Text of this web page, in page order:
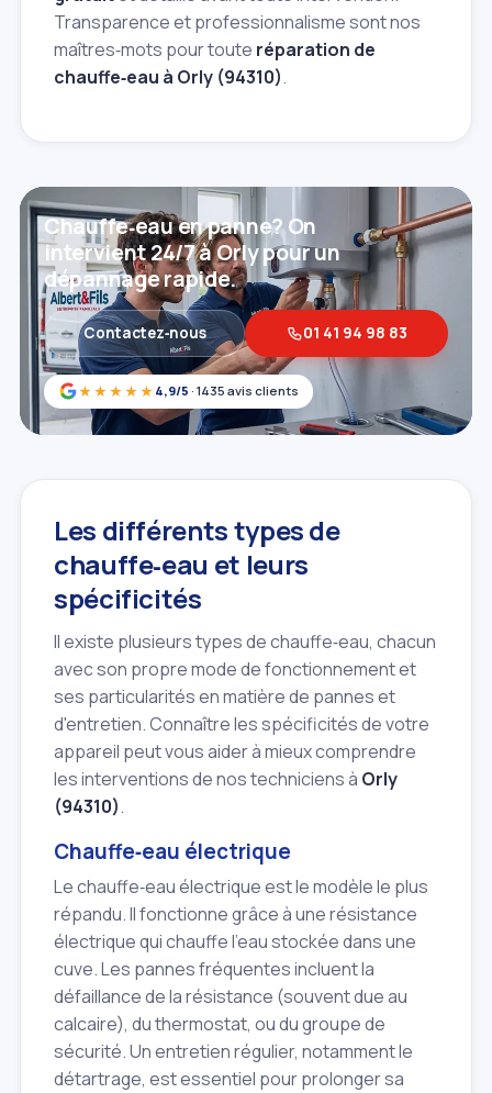
Transparence et professionnalisme sont nos
maîtres‑mots pour toute réparation de
chauffe‑eau à Orly (94310).
★★★★★ 4,9/5 · 1435 avis clients
Chauffe‑eau en panne? On
intervient 24/7 à Orly pour un
dépannage rapide.
Contactez‑nous 01 41 94 98 83
Les différents types de
chauffe‑eau et leurs
spécificités
Il existe plusieurs types de chauffe‑eau, chacun
avec son propre mode de fonctionnement et
ses particularités en matière de pannes et
d'entretien. Connaître les spécificités de votre
appareil peut vous aider à mieux comprendre
les interventions de nos techniciens à Orly
(94310).
Chauffe‑eau électrique
Le chauffe‑eau électrique est le modèle le plus
répandu. Il fonctionne grâce à une résistance
électrique qui chauffe l'eau stockée dans une
cuve. Les pannes fréquentes incluent la
défaillance de la résistance (souvent due au
calcaire), du thermostat, ou du groupe de
sécurité. Un entretien régulier, notamment le
détartrage, est essentiel pour prolonger sa